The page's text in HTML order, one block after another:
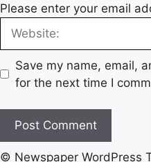
Please enter your email
Save my name, email,
for the next time I
© Newspaper WordPress